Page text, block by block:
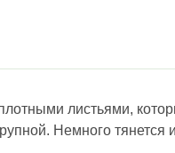
листьями,
Немного тянется